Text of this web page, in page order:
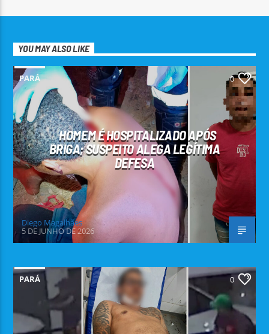
YOU MAY ALSO LIKE
PARÁ 0
HOMEM É HOSPITALIZADO APÓS
BRIGA; SUSPEITO ALEGA LEGÍTIMA
DEFESA
Diego Magalhães
5 DE JUNHO DE 2026
PARÁ 0